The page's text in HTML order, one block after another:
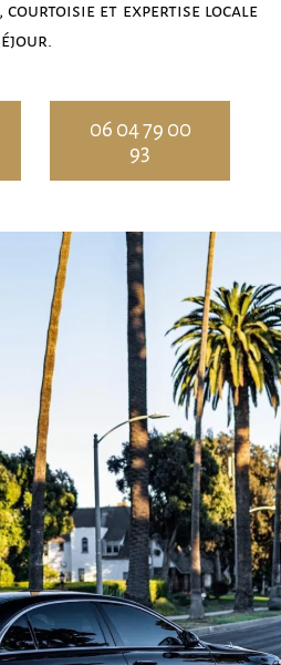
courtoisie et expertise locale
06 04 79 00
93